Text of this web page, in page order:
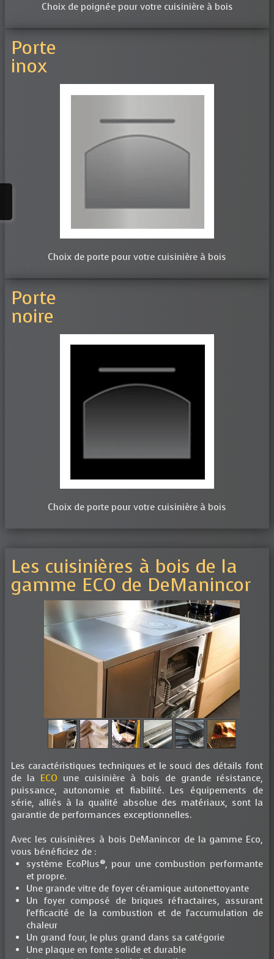
Choix de poignée pour votre cuisinière à bois
Porte
inox
Choix de porte pour votre cuisinière à bois
Porte
noire
Choix de porte pour votre cuisinière à bois
Les cuisinières à bois de la
gamme ECO de DeManincor
Les caractéristiques techniques et le souci des détails font
de la ECO une cuisinière à bois de grande résistance,
puissance, autonomie et fiabilité. Les équipements de
série, alliés à la qualité absolue des matériaux, sont la
garantie de performances exceptionnelles.
Avec les cuisinières à bois DeManincor de la gamme Eco,
vous bénéficiez de :
système EcoPlus®, pour une combustion performante
et propre.
Une grande vitre de foyer céramique autonettoyante
Un foyer composé de briques réfractaires, assurant
l'efficacité de la combustion et de l'accumulation de
chaleur
Un grand four, le plus grand dans sa catégorie
Une plaque en fonte solide et durable